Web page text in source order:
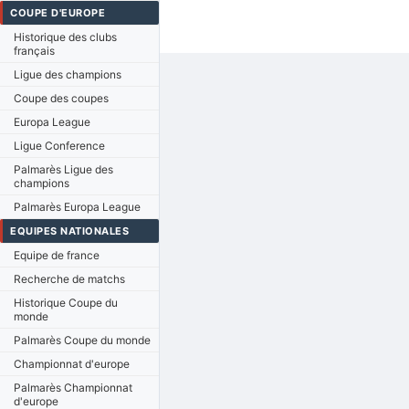
COUPE D'EUROPE
Historique des clubs
français
Ligue des champions
Coupe des coupes
Europa League
Ligue Conference
Palmarès Ligue des
champions
Palmarès Europa League
EQUIPES NATIONALES
Equipe de france
Recherche de matchs
Historique Coupe du
monde
Palmarès Coupe du monde
Championnat d'europe
Palmarès Championnat
d'europe